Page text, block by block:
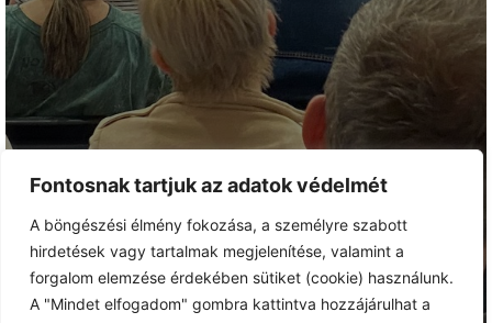
Fontosnak tartjuk az adatok védelmét
A böngészési élmény fokozása, a személyre szabott
hirdetések vagy tartalmak megjelenítése, valamint a
forgalom elemzése érdekében sütiket (cookie) használunk.
A "Mindet elfogadom" gombra kattintva hozzájárulhat a